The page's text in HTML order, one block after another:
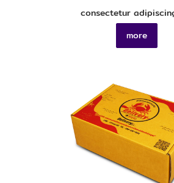
consectetur
more